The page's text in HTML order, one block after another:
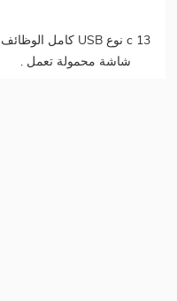
كامل الوظائف USB نوع c 13
. شاشة محمولة تعمل